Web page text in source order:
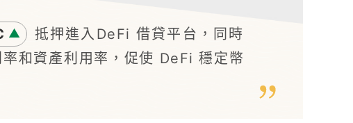
▲
抵押進入DeFi 借貸平台，同時
和資產利用率，促使 DeFi 穩定幣